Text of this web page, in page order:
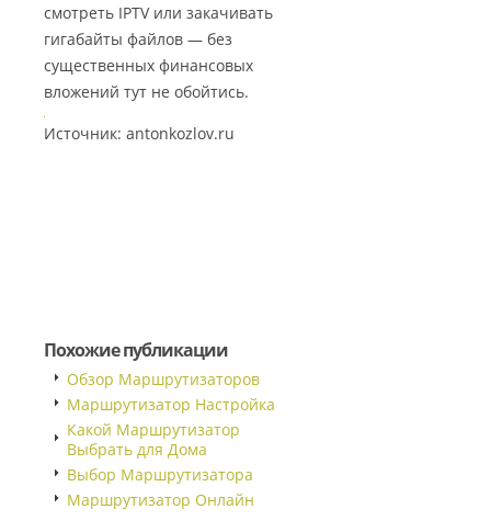
смотреть IPTV или закачивать
гигабайты файлов — без
существенных финансовых
вложений тут не обойтись.
Источник: antonkozlov.ru
Похожие публикации
Обзор Маршрутизаторов
Маршрутизатор Настройка
Какой Маршрутизатор
Выбрать для Дома
Выбор Маршрутизатора
Маршрутизатор Онлайн